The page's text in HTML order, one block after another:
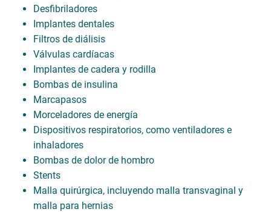
Desfibriladores
Implantes dentales
Filtros de diálisis
Válvulas cardíacas
Implantes de cadera y rodilla
Bombas de insulina
Marcapasos
Morceladores de energía
Dispositivos respiratorios, como ventiladores e
inhaladores
Bombas de dolor de hombro
Stents
Malla quirúrgica, incluyendo malla transvaginal y
malla para hernias